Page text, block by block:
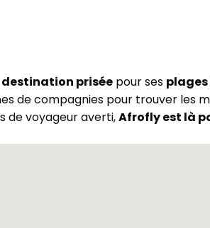
destination prisée pour ses
de compagnies pour trouver les
de voyageur averti,Afrofly est là